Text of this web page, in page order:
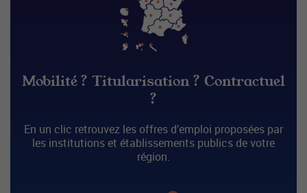
Mobilité ? Titularisation ? Contractuel
?
En un clic retrouvez les offres d’emploi proposées par
les institutions et établissements publics de votre
région.